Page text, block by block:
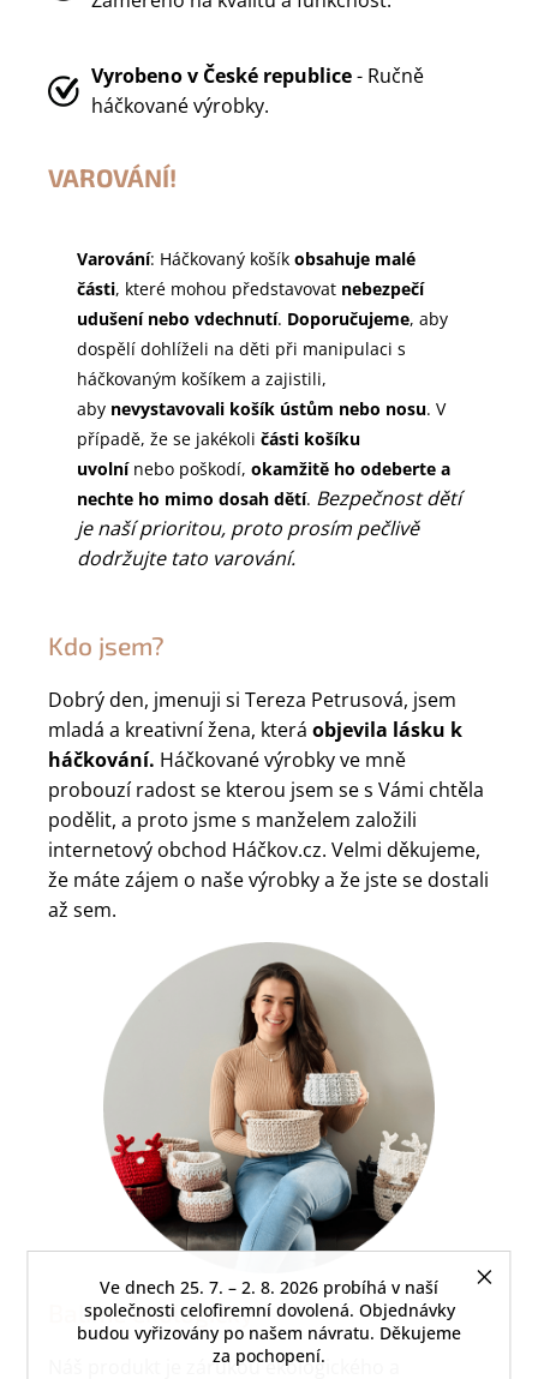
Ve dnech 25. 7. – 2. 8. 2026 probíhá v naší
společnosti celofiremní dovolená. Objednávky
budou vyřizovány po našem návratu. Děkujeme
za pochopení.
Vyrobeno v České republice- Ručně
háčkované výrobky.
VAROVÁNÍ!
Varování: Háčkovaný košík obsahuje malé
části, které mohou představovat nebezpečí
udušení nebo vdechnutí. Doporučujeme, aby
dospělí dohlíželi na děti při manipulaci s
háčkovaným košíkem a zajistili,
aby nevystavovali košík ústům nebo nosu. V
případě, že se jakékoli části košíku
uvolní nebo poškodí, okamžitě ho odeberte a
nechte ho mimo dosah dětí. Bezpečnost dětí
je naší prioritou, proto prosím pečlivě
dodržujte tato varování.
Kdo jsem?
Dobrý den, jmenuji si Tereza Petrusová, jsem
mladá a kreativní žena, která objevila lásku k
háčkování. Háčkované výrobky ve mně
probouzí radost se kterou jsem se s Vámi chtěla
podělit, a proto jsme s manželem založili
internetový obchod Háčkov.cz. Velmi děkujeme,
že máte zájem o naše výrobky a že jste se dostali
až sem.
Balíme ekologicky
Náš produkt je zárukou ekologického a